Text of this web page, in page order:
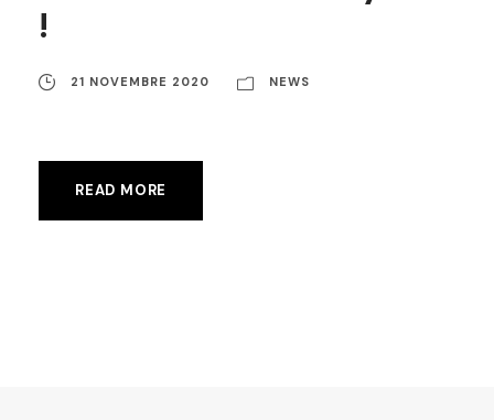
!
21 NOVEMBRE 2020 NEWS
READ MORE